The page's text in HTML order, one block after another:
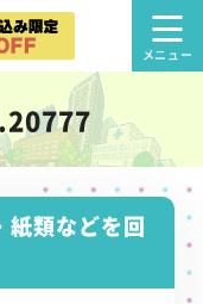
紙類などを回